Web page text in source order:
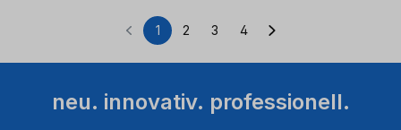
Seite
1 Seite
2 Seite
3 Seite
4
neu. innovativ. professionell.